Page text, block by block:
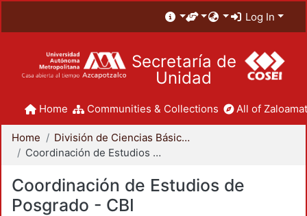
Log In
Secretaría de
Unidad
Home Communities & Collections All of
Home
División de Ciencias Básicas e Ingeniería
Coordinación de Estudios de Posgrado - CBI
Coordinación de Estudios de
Posgrado - CBI